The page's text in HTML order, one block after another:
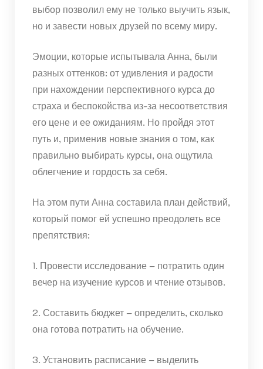
выбор позволил ему не только выучить язык,
но и завести новых друзей по всему миру.
Эмоции, которые испытывала Анна, были
разных оттенков: от удивления и радости
при нахождении перспективного курса до
страха и беспокойства из-за несоответствия
его цене и ее ожиданиям. Но пройдя этот
путь и, применив новые знания о том, как
правильно выбирать курсы, она ощутила
облегчение и гордость за себя.
На этом пути Анна составила план действий,
который помог ей успешно преодолеть все
препятствия:
1. Провести исследование – потратить один
вечер на изучение курсов и чтение отзывов.
2. Составить бюджет – определить, сколько
она готова потратить на обучение.
3. Установить расписание – выделить